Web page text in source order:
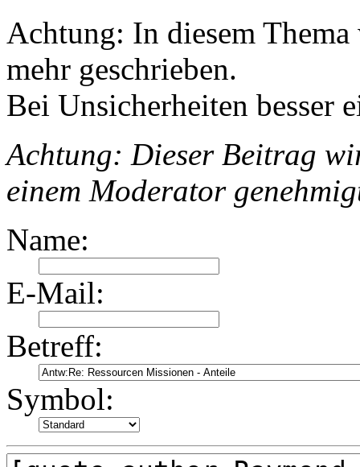
Achtung: In diesem
mehr geschrieben.
Bei Unsicherheiten besser
Achtung: Dieser Beitrag
einem Moderator
Name:
E-Mail:
Betreff:
Symbol: